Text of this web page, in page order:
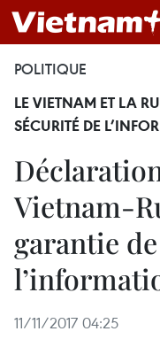
POLITIQUE
LE VIETNAM ET LA
SÉCURITÉ DE
Vietnam-
garantie
11/11/2017 04:25